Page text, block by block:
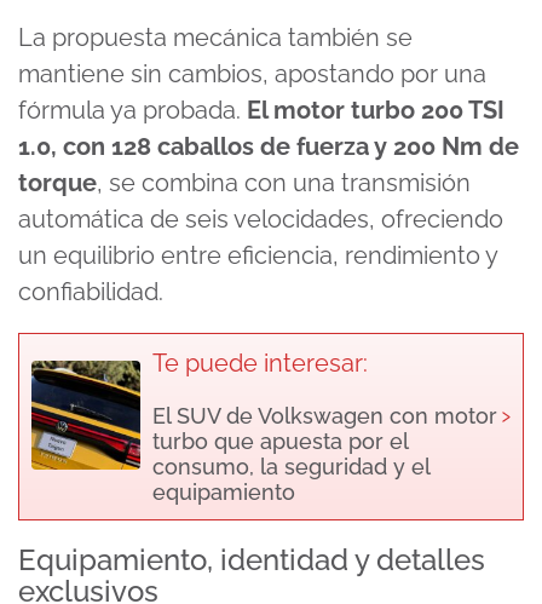
La propuesta mecánica también se
mantiene sin cambios, apostando por una
fórmula ya probada. El motor turbo 200 TSI
1.0, con 128 caballos de fuerza y 200 Nm de
torque, se combina con una transmisión
automática de seis velocidades, ofreciendo
un equilibrio entre eficiencia, rendimiento y
confiabilidad.
Te puede interesar:
El SUV de Volkswagen con motor
turbo que apuesta por el
consumo, la seguridad y el
equipamiento
›
Equipamiento, identidad y detalles
exclusivos